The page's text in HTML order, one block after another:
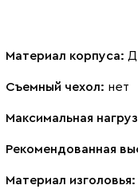
Материал корпуса:
Съемный чехол: нет
Максимальная
Рекомендованная
Материал изголовья: